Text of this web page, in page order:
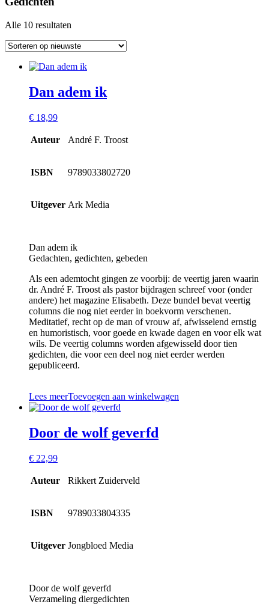
Alle 10 resultaten
Dan adem ik
€ 18,99
Auteur André F. Troost
ISBN 9789033802720
Uitgever Ark Media
Dan adem ik
Gedachten, gedichten, gebeden
Als een ademtocht gingen ze voorbij: de veertig jaren waarin
dr. André F. Troost als pastor bijdragen schreef voor (onder
andere) het magazine Elisabeth. Deze bundel bevat veertig
columns die nog niet eerder in boekvorm verschenen.
Meditatief, recht op de man of vrouw af, afwisselend ernstig
en humoristisch, voor goede en kwade dagen en voor elk wat
wils. De veertig columns worden afgewisseld door tien
gedichten, die voor een deel nog niet eerder werden
gepubliceerd.
Lees meerToevoegen aan winkelwagen
Door de wolf geverfd
€ 22,99
Auteur Rikkert Zuiderveld
ISBN 9789033804335
Uitgever Jongbloed Media
Door de wolf geverfd
Verzameling diergedichten